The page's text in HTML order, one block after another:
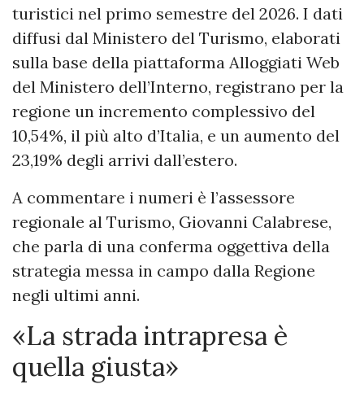
turistici nel primo semestre del 2026. I dati
diffusi dal Ministero del Turismo, elaborati
sulla base della piattaforma Alloggiati Web
del Ministero dell’Interno, registrano per la
regione un incremento complessivo del
10,54%, il più alto d’Italia, e un aumento del
23,19% degli arrivi dall’estero.
A commentare i numeri è l’assessore
regionale al Turismo, Giovanni Calabrese,
che parla di una conferma oggettiva della
strategia messa in campo dalla Regione
negli ultimi anni.
«La strada intrapresa è
quella giusta»